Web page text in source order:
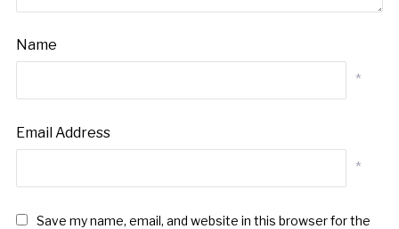
Name
*
Email Address
*
Save my name, email, and website in this browser for the